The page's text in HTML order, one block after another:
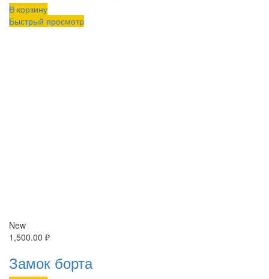
В корзину
Быстрый просмотр
New
1,500.00 ₽
Замок борта